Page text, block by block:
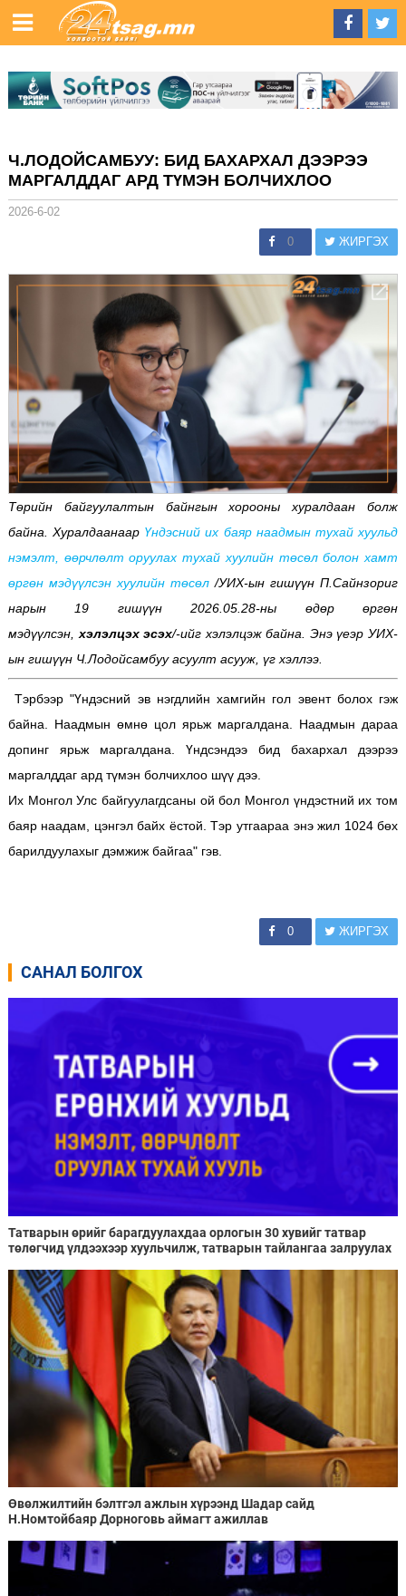
Ч.ЛОДОЙСАМБУУ: БИД БАХАРХАЛ ДЭЭРЭЭ
МАРГАЛДДАГ АРД ТҮМЭН БОЛЧИХЛОО
2026-6-02
0 ЖИРГЭХ
Төрийн байгуулалтын байнгын хорооны хуралдаан болж
байна. Хуралдаанаар Үндэсний их баяр наадмын тухай хуульд
нэмэлт, өөрчлөлт оруулах тухай хуулийн төсөл болон хамт
өргөн мэдүүлсэн хуулийн төсөл /УИХ-ын гишүүн П.Сайнзориг
нарын 19 гишүүн 2026.05.28-ны өдөр өргөн
мэдүүлсэн, хэлэлцэх эсэх/-ийг хэлэлцэж байна. Энэ үеэр УИХ-
ын гишүүн Ч.Лодойсамбуу асуулт асууж, үг хэллээ.
Тэрбээр "Үндэсний эв нэгдлийн хамгийн гол эвент болох гэж
байна. Наадмын өмнө цол ярьж маргалдана. Наадмын дараа
допинг ярьж маргалдана. Үндсэндээ бид бахархал дээрээ
маргалддаг ард түмэн болчихлоо шүү дээ.
Их Монгол Улс байгуулагдсаны ой бол Монгол үндэстний их том
баяр наадам, цэнгэл байх ёстой. Тэр утгаараа энэ жил 1024 бөх
барилдуулахыг дэмжиж байгаа" гэв.
0 ЖИРГЭХ
САНАЛ БОЛГОХ
Татварын өрийг барагдуулахдаа орлогын 30 хувийг татвар
төлөгчид үлдээхээр хуульчилж, татварын тайлангаа залруулах
Өвөлжилтийн бэлтгэл ажлын хүрээнд Шадар сайд
Н.Номтойбаяр Дорноговь аймагт ажиллав